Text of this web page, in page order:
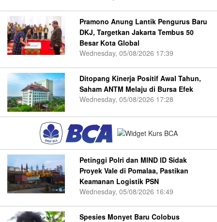
Pramono Anung Lantik Pengurus Baru
DKJ, Targetkan Jakarta Tembus 50
Besar Kota Global
Wednesday, 05/08/2026 17:39
Ditopang Kinerja Positif Awal Tahun,
Saham ANTM Melaju di Bursa Efek
Wednesday, 05/08/2026 17:28
Petinggi Polri dan MIND ID Sidak
Proyek Vale di Pomalaa, Pastikan
Keamanan Logistik PSN
Wednesday, 05/08/2026 16:49
Spesies Monyet Baru Colobus